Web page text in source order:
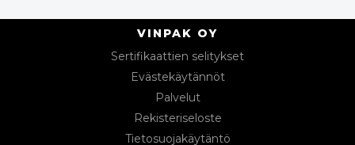
VINPAK OY
Sertifikaattien selitykset
Evästekäytännöt
Palvelut
Rekisteriseloste
Tietosuojakäytäntö